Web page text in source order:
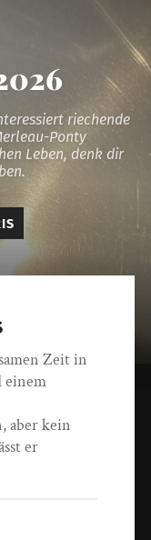
riechende
Ponty
Leben, denk dir
Zeit in
einem
aber kein
er